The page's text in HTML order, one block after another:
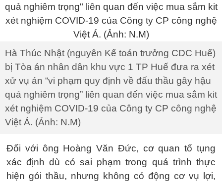
Hà Thúc Nhật (nguyên Kế toán trưởng CDC Huế)
bị Tòa án nhân dân khu vực 1 TP Huế đưa ra xét
xử vụ án “vi phạm quy định về đấu thầu gây hậu
quả nghiêm trọng” liên quan đến việc mua sắm kit
xét nghiệm COVID-19 của Công ty CP công nghệ
Việt Á. (Ảnh: N.M)
Đối với ông Hoàng Văn Đức, cơ quan tố tụng
xác định dù có sai phạm trong quá trình thực
hiện gói thầu, nhưng không có động cơ vụ lợi,